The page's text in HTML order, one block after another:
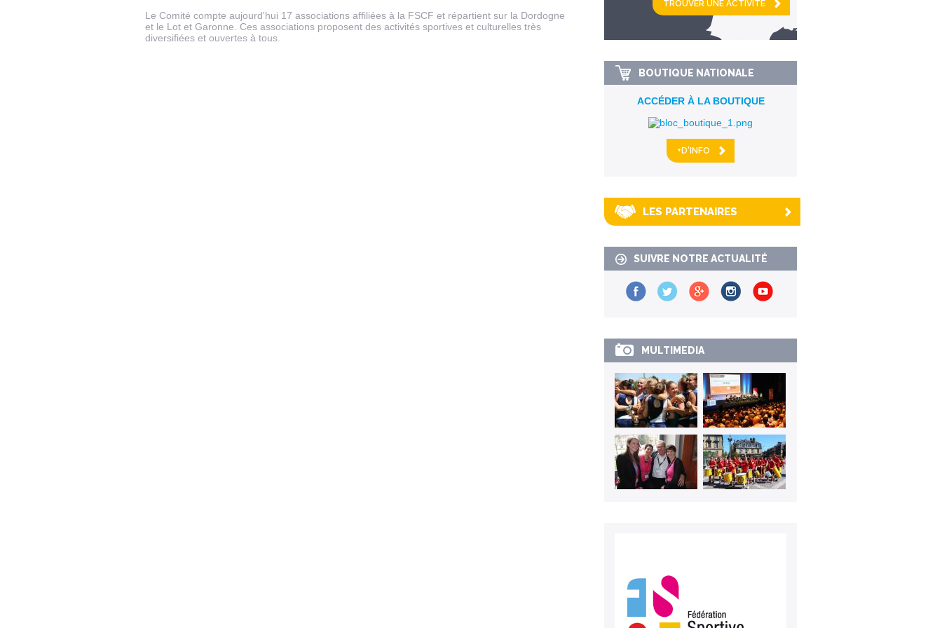
Le Comité compte aujourd'hui 17 associations affiliées à la FSCF et répartient sur la Dordogne
et le Lot et Garonne. Ces associations proposent des activités sportives et culturelles très
diversifiées et ouvertes à tous.
km alentour
BOUTIQUE NATIONALE
ACCÉDER À LA BOUTIQUE
+D'INFO
LES PARTENAIRES
SUIVRE NOTRE ACTUALITÉ
MULTIMEDIA